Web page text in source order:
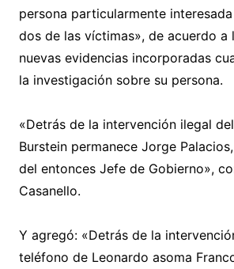
persona particularmente
dos de las víctimas», de acuerdo
nuevas evidencias incorporadas
la investigación sobre su persona.
«Detrás de la intervención ilegal
Burstein permanece Jorge
del entonces Jefe de Gobierno»,
Casanello.
Y agregó: «Detrás de la
teléfono de Leonardo asoma